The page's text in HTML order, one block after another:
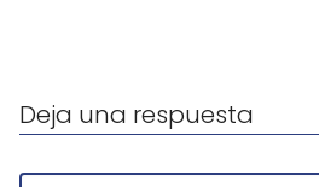
Deja una respuesta